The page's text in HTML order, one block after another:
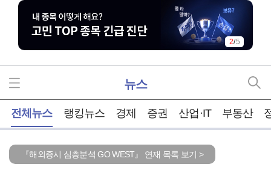
2/5
뉴스
전체뉴스 랭킹뉴스 경제 증권 산업·IT 부동산
『해외증시 심층분석 GO WEST』 연재 목록 보기 >